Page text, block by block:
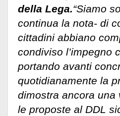
della Lega.“Siamo
continua la nota- di
cittadini abbiano
condiviso l’impegno
portando avanti
quotidianamente la
dimostra ancora una
le proposte al DDL